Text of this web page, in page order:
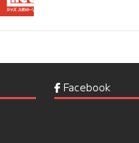
Facebook